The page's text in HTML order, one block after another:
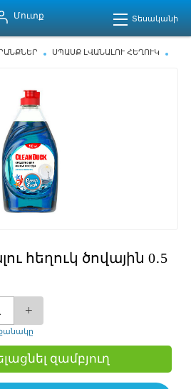
Մուտք Տեսականի
ՍՊԱՍՔ ԼՎԱՆԱԼՈՒ ՀԵՂՈՒԿ
հեղուկ ծովային 0․5
+
զամբյուղ